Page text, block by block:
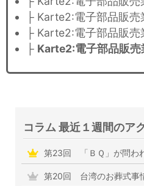
├ Karte2:電子部品販
├ Karte2:電子部品販
├ Karte2:電子部品販
コラム 最近１週間のア
第23回 「ＢＱ」が問わ
第20回 台湾のお葬式事